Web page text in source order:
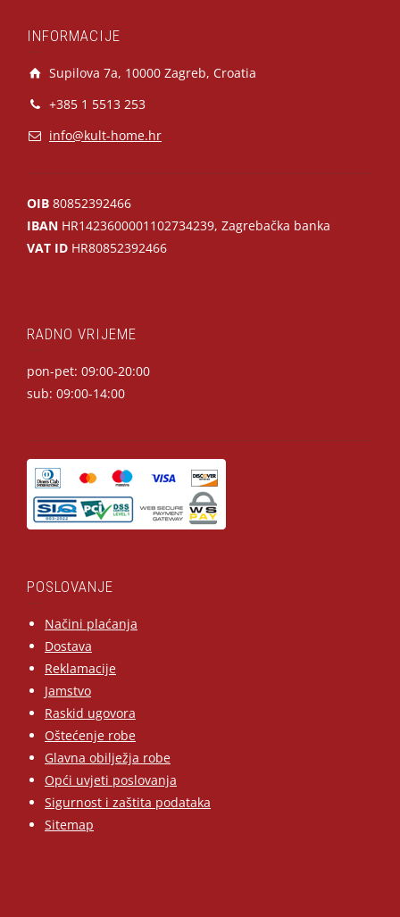
INFORMACIJE
Supilova 7a, 10000 Zagreb, Croatia
+385 1 5513 253
info@kult-home.hr
OIB 80852392466
IBAN HR1423600001102734239, Zagrebačka banka
VAT ID HR80852392466
RADNO VRIJEME
pon-pet: 09:00-20:00
sub: 09:00-14:00
POSLOVANJE
Načini plaćanja
Dostava
Reklamacije
Jamstvo
Raskid ugovora
Oštećenje robe
Glavna obilježja robe
Opći uvjeti poslovanja
Sigurnost i zaštita podataka
Sitemap